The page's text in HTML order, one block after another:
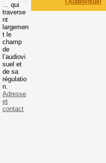
l'Audiovisuel
… qui
traverse
nt
largemen
t le
champ
de
l’audiovi
suel et
de sa
régulatio
n.
Adresse
et
contact